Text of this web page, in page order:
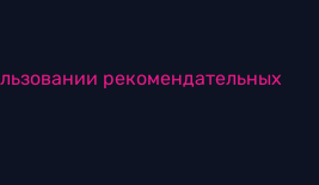
рекомендательных